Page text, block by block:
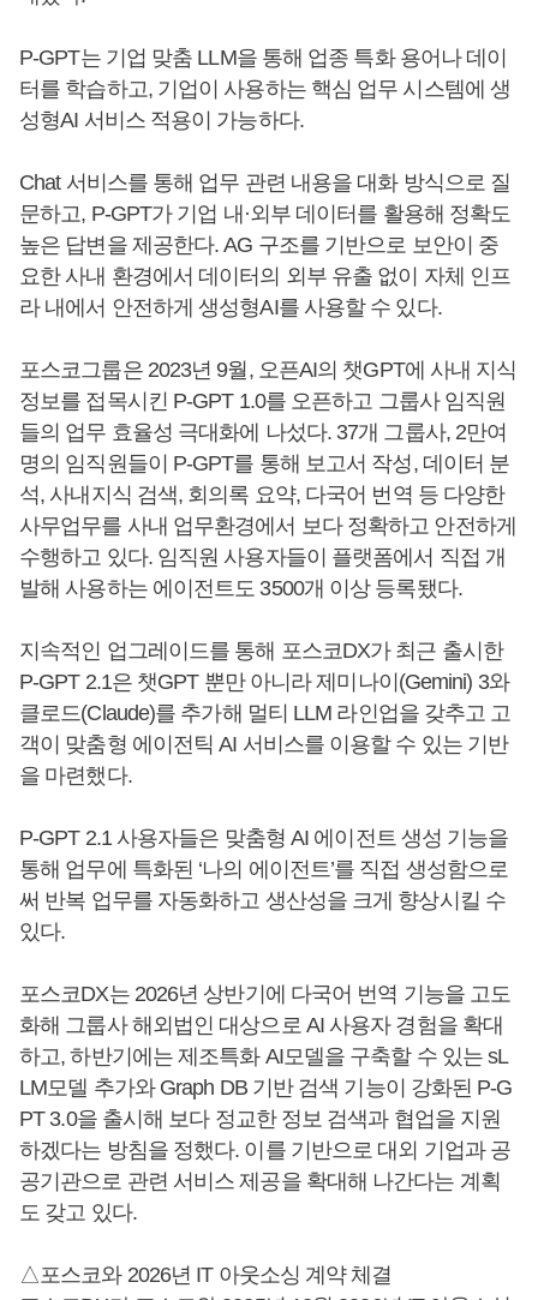
P-GPT는 기업 맞춤 LLM을 통해 업종 특화 용어나 데이
터를 학습하고, 기업이 사용하는 핵심 업무 시스템에 생
성형AI 서비스 적용이 가능하다.
Chat 서비스를 통해 업무 관련 내용을 대화 방식으로 질
문하고, P-GPT가 기업 내·외부 데이터를 활용해 정확도
높은 답변을 제공한다. AG 구조를 기반으로 보안이 중
요한 사내 환경에서 데이터의 외부 유출 없이 자체 인프
라 내에서 안전하게 생성형AI를 사용할 수 있다.
포스코그룹은 2023년 9월, 오픈AI의 챗GPT에 사내 지식
정보를 접목시킨 P-GPT 1.0를 오픈하고 그룹사 임직원
들의 업무 효율성 극대화에 나섰다. 37개 그룹사, 2만여
명의 임직원들이 P-GPT를 통해 보고서 작성, 데이터 분
석, 사내지식 검색, 회의록 요약, 다국어 번역 등 다양한
사무업무를 사내 업무환경에서 보다 정확하고 안전하게
수행하고 있다. 임직원 사용자들이 플랫폼에서 직접 개
발해 사용하는 에이전트도 3500개 이상 등록됐다.
지속적인 업그레이드를 통해 포스코DX가 최근 출시한
P-GPT 2.1은 챗GPT 뿐만 아니라 제미나이(Gemini) 3와
클로드(Claude)를 추가해 멀티 LLM 라인업을 갖추고 고
객이 맞춤형 에이전틱 AI 서비스를 이용할 수 있는 기반
을 마련했다.
P-GPT 2.1 사용자들은 맞춤형 AI 에이전트 생성 기능을
통해 업무에 특화된 ‘나의 에이전트’를 직접 생성함으로
써 반복 업무를 자동화하고 생산성을 크게 향상시킬 수
있다.
포스코DX는 2026년 상반기에 다국어 번역 기능을 고도
화해 그룹사 해외법인 대상으로 AI 사용자 경험을 확대
하고, 하반기에는 제조특화 AI모델을 구축할 수 있는 sL
LM모델 추가와 Graph DB 기반 검색 기능이 강화된 P‑G
PT 3.0을 출시해 보다 정교한 정보 검색과 협업을 지원
하겠다는 방침을 정했다. 이를 기반으로 대외 기업과 공
공기관으로 관련 서비스 제공을 확대해 나간다는 계획
도 갖고 있다.
△포스코와 2026년 IT 아웃소싱 계약 체결